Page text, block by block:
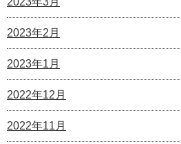
2023年2月
2023年1月
2022年12月
2022年11月